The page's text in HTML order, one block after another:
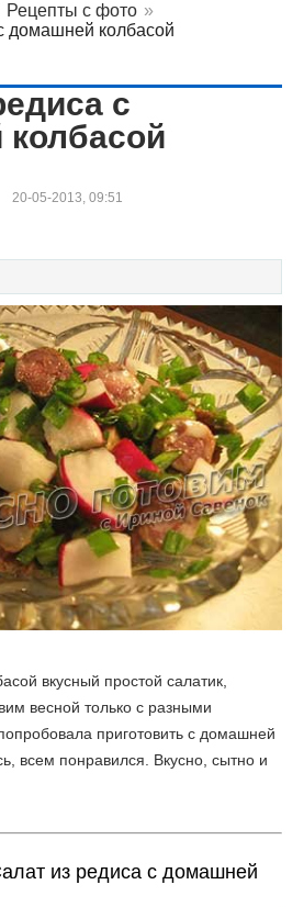
Рецепты с фото »
домашней колбасой
с
20-05-2013, 09:51
вкусный простой салатик,
весной только с разными
приготовить с домашней
всем понравился. Вкусно, сытно и
из редиса с домашней